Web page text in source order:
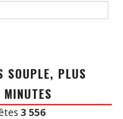
SOUPLE, PLUS
3 556